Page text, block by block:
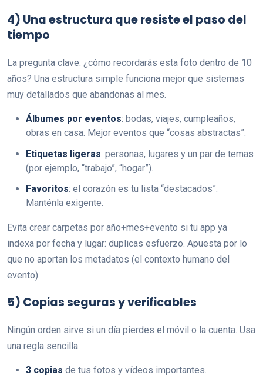
4) Una estructura que resiste el paso del
tiempo
La pregunta clave: ¿cómo recordarás esta foto dentro de 10
años? Una estructura simple funciona mejor que sistemas
muy detallados que abandonas al mes.
Álbumes por eventos: bodas, viajes, cumpleaños,
obras en casa. Mejor eventos que “cosas abstractas”.
Etiquetas ligeras: personas, lugares y un par de temas
(por ejemplo, “trabajo”, “hogar”).
Favoritos: el corazón es tu lista “destacados”.
Manténla exigente.
Evita crear carpetas por año+mes+evento si tu app ya
indexa por fecha y lugar: duplicas esfuerzo. Apuesta por lo
que no aportan los metadatos (el contexto humano del
evento).
5) Copias seguras y verificables
Ningún orden sirve si un día pierdes el móvil o la cuenta. Usa
una regla sencilla:
3 copias de tus fotos y vídeos importantes.